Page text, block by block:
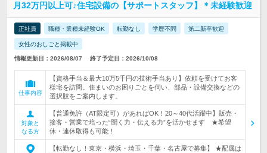
月32万円以上可♪住宅設備の【サポートスタッフ】＊未経験歓迎
正社員 職種・業種未経験OK 転勤なし 学歴不問 第二新卒歓迎
女性のおしごと掲載中
情報更新日：2026/08/07 終了予定日：2026/10/08
仕事内容
【資格手当＆最大10万5千円の技術手当あり】依頼を受けてお客
様宅を訪問。住まいのお困りごとを伺い、部品・設備交換などの
選択肢をご案内します。
対象と
なる方
【普通免許（AT限定可）があればOK！20～40代活躍中】販売・
接客・営業で培った“聞く力・伝える力”を活かせます ★希望
休・連休取得も可能！
【転勤なし！東京・横浜・埼玉・千葉・名古屋で募集】 ★配属は